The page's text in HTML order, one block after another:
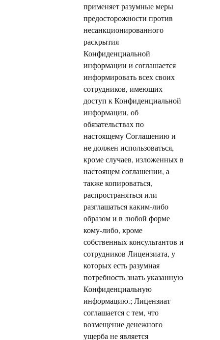
применяет разумные меры
предосторожности против
несанкционированного
раскрытия
Конфиденциальной
информации и соглашается
информировать всех своих
сотрудников, имеющих
доступ к Конфиденциальной
информации, об
обязательствах по
настоящему Соглашению и
не должен использоваться,
кроме случаев, изложенных в
настоящем соглашении, а
также копироваться,
распространяться или
разглашаться каким-либо
образом и в любой форме
кому-либо, кроме
собственных консультантов и
сотрудников Лицензиата, у
которых есть разумная
потребность знать указанную
Конфиденциальную
информацию.; Лицензиат
соглашается с тем, что
возмещение денежного
ущерба не является